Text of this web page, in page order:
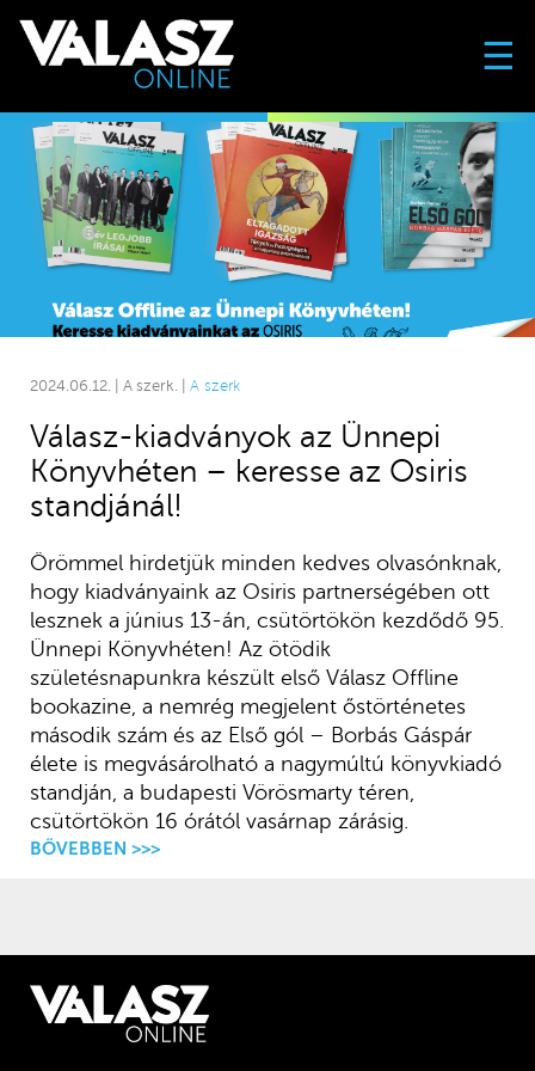
☰
2024.06.12. | A szerk. | A szerk
Válasz-kiadványok az Ünnepi
Könyvhéten – keresse az Osiris
standjánál!
Örömmel hirdetjük minden kedves olvasónknak,
hogy kiadványaink az Osiris partnerségében ott
lesznek a június 13-án, csütörtökön kezdődő 95.
Ünnepi Könyvhéten! Az ötödik
születésnapunkra készült első Válasz Offline
bookazine, a nemrég megjelent őstörténetes
második szám és az Első gól – Borbás Gáspár
élete is megvásárolható a nagymúltú könyvkiadó
standján, a budapesti Vörösmarty téren,
csütörtökön 16 órától vasárnap zárásig.
BŐVEBBEN >>>